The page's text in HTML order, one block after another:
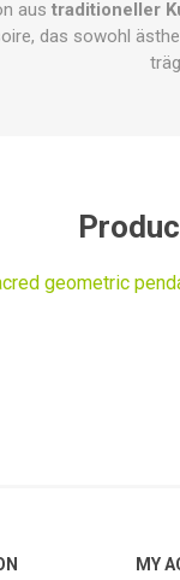
aus traditioneller
das sowohl
geometric
MY